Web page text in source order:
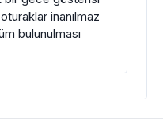
inanılmaz
bulunulması